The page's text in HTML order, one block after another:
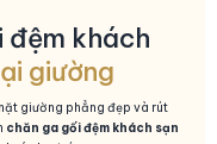
đệm khách
giường
giường phẳng đẹp và rút
chăn ga gối đệm khách sạn